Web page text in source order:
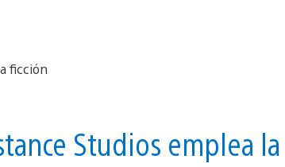
Studios emplea la